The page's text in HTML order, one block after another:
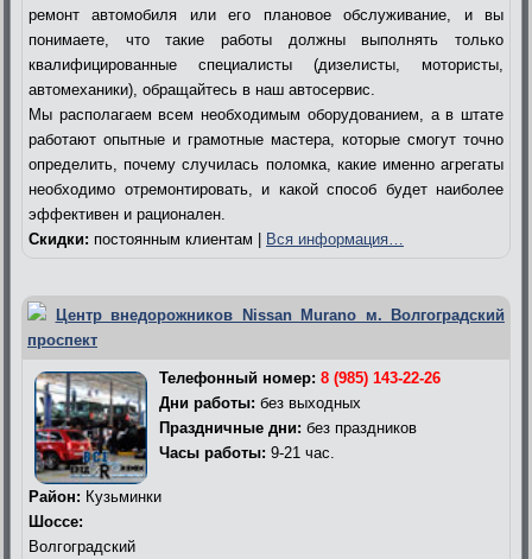
ремонт автомобиля или его плановое обслуживание, и вы
понимаете, что такие работы должны выполнять только
квалифицированные специалисты (дизелисты, мотористы,
автомеханики), обращайтесь в наш автосервис.
Мы располагаем всем необходимым оборудованием, а в штате
работают опытные и грамотные мастера, которые смогут точно
определить, почему случилась поломка, какие именно агрегаты
необходимо отремонтировать, и какой способ будет наиболее
эффективен и рационален.
Скидки: постоянным клиентам | Вся информация…
Центр внедорожников Nissan Murano м. Волгоградский
проспект
Телефонный номер: 8 (985) 143-22-26
Дни работы: без выходных
Праздничные дни: без праздников
Часы работы: 9-21 час.
Район: Кузьминки
Шоссе:
Волгоградский